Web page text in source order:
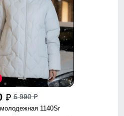
p 6 990p
1140Sr